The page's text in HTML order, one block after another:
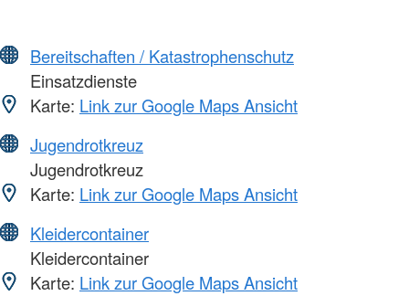
Bereitschaften / Katastrophenschutz
Einsatzdienste
Karte: Link zur Google Maps Ansicht
Jugendrotkreuz
Jugendrotkreuz
Karte: Link zur Google Maps Ansicht
Kleidercontainer
Kleidercontainer
Karte: Link zur Google Maps Ansicht